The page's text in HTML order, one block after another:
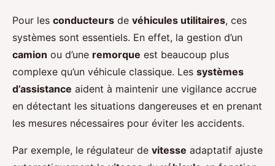
Pour les conducteurs de véhicules utilitaires, ces
systèmes sont essentiels. En effet, la gestion d’un
camion ou d’une remorque est beaucoup plus
complexe qu’un véhicule classique. Les systèmes
d’assistance aident à maintenir une vigilance accrue
en détectant les situations dangereuses et en prenant
les mesures nécessaires pour éviter les accidents.
Par exemple, le régulateur de vitesse adaptatif ajuste